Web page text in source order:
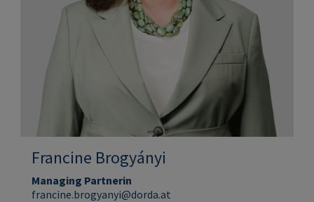
Francine Brogyányi
Managing Partnerin
francine.brogyanyi@dorda.at